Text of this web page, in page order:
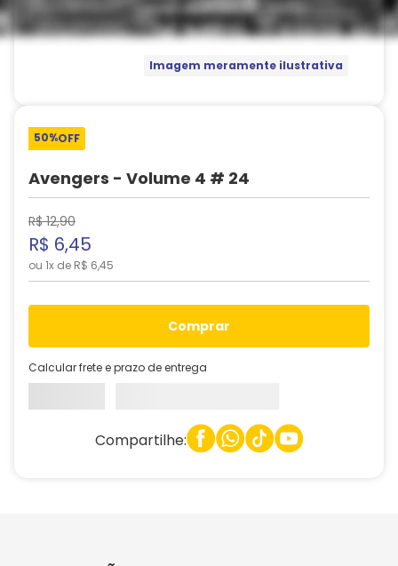
Imagem meramente ilustrativa
50%OFF
Avengers - Volume 4 # 24
R$ 12,90
R$ 6,45
ou 1x de R$ 6,45
comprar
Calcular frete e prazo de entrega
Compartilhe: